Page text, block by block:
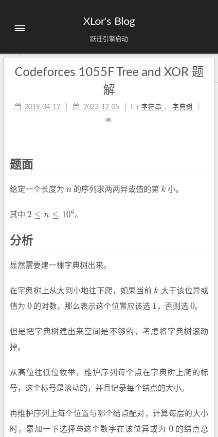
XLor's Blog
跃迁引擎启动
Codeforces 1055F Tree and XOR 题
解
2019-04-12 2023-12-05 字符串 ， 字典树
题面
给定一个长度为 n
n 的序列求两两异或值的第 k
k 小。
其中 2 ≤ n ≤ 106
2 ≤n ≤106 。
分析
显然需要建一棵字典树出来。
在字典树上从大到小地往下爬，如果当前 k
k 大于该位异或
值为 0
0 的对数，那么表示这个位置应该选 1
1 ，否则选 0
0。
但是把字典树建出来空间是不够的，考虑将字典树滚动
掉。
从高位往低位枚举，维护序列每个点在字典树上爬的标
号，这个标号是滚动的，并且记录每个结点的大小。
再维护序列上每个位置与哪个结点配对，计算每层的大小
时，累加一下选择与这个数字在该位异或为 0
0 的结点总